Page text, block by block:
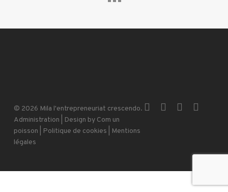
© 2026 Mila l'entrepreneuriat crescendo.
Administration | Design by Com un
poisson
Politique de cookies
Mentions
légales
x-
facebookinstagram
email